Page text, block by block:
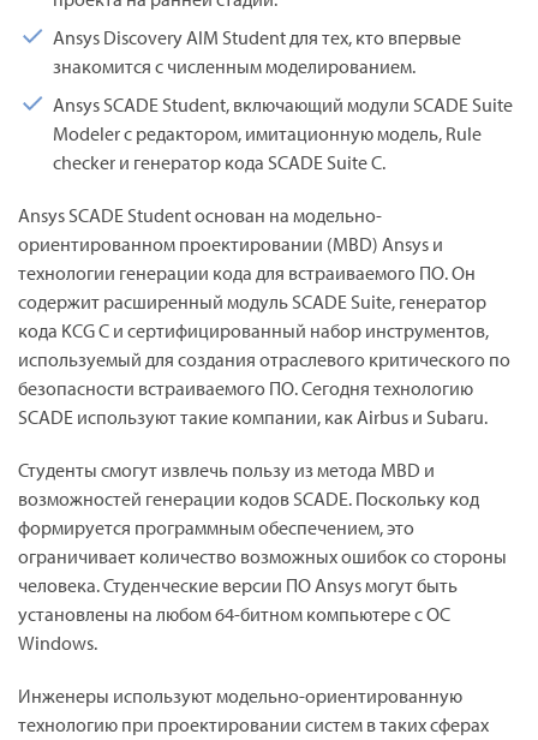
Ansys Discovery AIM Student для тех, кто впервые
знакомится с численным моделированием.
Ansys SCADE Student, включающий модули SCADE Suite
Modeler с редактором, имитационную модель, Rule
checker и генератор кода SCADE Suite C.
Ansys SCADE Student основан на модельно-
ориентированном проектировании (MBD) Ansys и
технологии генерации кода для встраиваемого ПО. Он
содержит расширенный модуль SCADE Suite, генератор
кода KCG C и сертифицированный набор инструментов,
используемый для создания отраслевого критического по
безопасности встраиваемого ПО. Сегодня технологию
SCADE используют такие компании, как Airbus и Subaru.
Студенты смогут извлечь пользу из метода MBD и
возможностей генерации кодов SCADE. Поскольку код
формируется программным обеспечением, это
ограничивает количество возможных ошибок со стороны
человека. Студенческие версии ПО Ansys могут быть
установлены на любом 64-битном компьютере с ОС
Windows.
Инженеры используют модельно-ориентированную
технологию при проектировании систем в таких сферах